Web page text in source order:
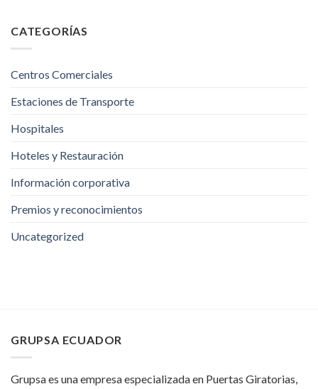
CATEGORÍAS
Centros Comerciales
Estaciones de Transporte
Hospitales
Hoteles y Restauración
Información corporativa
Premios y reconocimientos
Uncategorized
GRUPSA ECUADOR
Grupsa es una empresa especializada en Puertas Giratorias,